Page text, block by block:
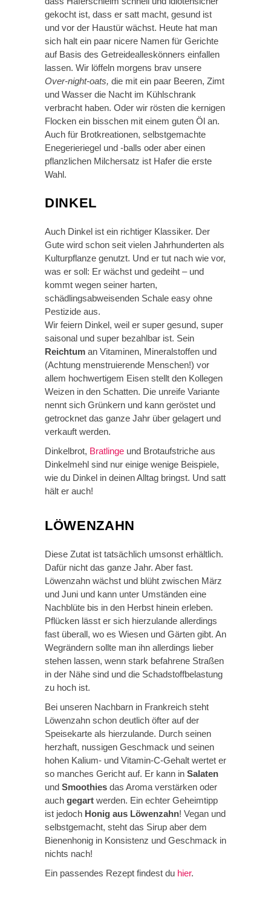
gekocht ist, dass er satt macht, gesund ist
und vor der Haustür wächst. Heute hat man
sich halt ein paar nicere Namen für Gerichte
auf Basis des Getreidealleskönners einfallen
lassen. Wir löffeln morgens brav unsere
Over-night-oats, die mit ein paar Beeren, Zimt
und Wasser die Nacht im Kühlschrank
verbracht haben. Oder wir rösten die kernigen
Flocken ein bisschen mit einem guten Öl an.
Auch für Brotkreationen, selbstgemachte
Enegerieriegel und -balls oder aber einen
pflanzlichen Milchersatz ist Hafer die erste
Wahl.
DINKEL
Auch Dinkel ist ein richtiger Klassiker. Der
Gute wird schon seit vielen Jahrhunderten als
Kulturpflanze genutzt. Und er tut nach wie vor,
was er soll: Er wächst und gedeiht – und
kommt wegen seiner harten,
schädlingsabweisenden Schale easy ohne
Pestizide aus.
Wir feiern Dinkel, weil er super gesund, super
saisonal und super bezahlbar ist. Sein
Reichtum an Vitaminen, Mineralstoffen und
(Achtung menstruierende Menschen!) vor
allem hochwertigem Eisen stellt den Kollegen
Weizen in den Schatten. Die unreife Variante
nennt sich Grünkern und kann geröstet und
getrocknet das ganze Jahr über gelagert und
verkauft werden.
Dinkelbrot, Bratlinge und Brotaufstriche aus
Dinkelmehl sind nur einige wenige Beispiele,
wie du Dinkel in deinen Alltag bringst. Und satt
hält er auch!
LÖWENZAHN
Diese Zutat ist tatsächlich umsonst erhältlich.
Dafür nicht das ganze Jahr. Aber fast.
Löwenzahn wächst und blüht zwischen März
und Juni und kann unter Umständen eine
Nachblüte bis in den Herbst hinein erleben.
Pflücken lässt er sich hierzulande allerdings
fast überall, wo es Wiesen und Gärten gibt. An
Wegrändern sollte man ihn allerdings lieber
stehen lassen, wenn stark befahrene Straßen
in der Nähe sind und die Schadstoffbelastung
zu hoch ist.
Bei unseren Nachbarn in Frankreich steht
Löwenzahn schon deutlich öfter auf der
Speisekarte als hierzulande. Durch seinen
herzhaft, nussigen Geschmack und seinen
hohen Kalium- und Vitamin-C-Gehalt wertet er
so manches Gericht auf. Er kann in Salaten
und Smoothies das Aroma verstärken oder
auch gegart werden. Ein echter Geheimtipp
ist jedoch Honig aus Löwenzahn! Vegan und
selbstgemacht, steht das Sirup aber dem
Bienenhonig in Konsistenz und Geschmack in
nichts nach!
Ein passendes Rezept findest du hier.